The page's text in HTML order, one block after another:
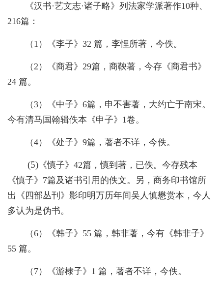
《汉书·艺文志·诸子略》列法家学派著作10种、
216篇：
（ 1 ）《李子》 32 篇，李悝所著，今佚。
（ 2 ）《商君》 29篇，商鞅著，今存《商君书》
24 篇。
（3）《中子》 6篇，申不害著，大约亡于南宋。
今有清马国翰辑佚本《申子》 1卷。
（4）《处子》 9篇，著者不详，今佚。
(5) 《慎子》 42篇，慎到著，已佚。今存残本
《慎子》 7篇及诸书引用的佚文。另，商务印书馆所
出《四部丛刊》影印明万历年间吴人慎懋赏本，今人
多认为是伪书。
（6）《韩子》 55 篇，韩非著，今有《韩非子》
55 篇。
（ 7）《游棣子》 1 篇，著者不详，今佚。